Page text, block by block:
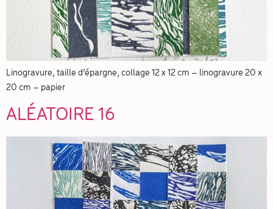
Linogravure, taille d’épargne, collage 12 x 12 cm – linogravure 20 x
20 cm – papier
ALÉATOIRE 16